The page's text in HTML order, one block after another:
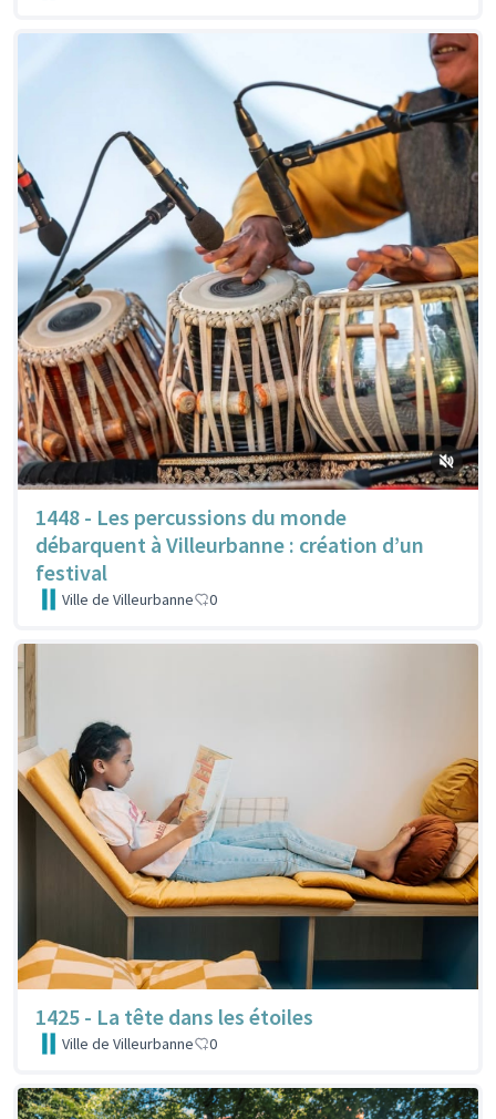
1448 - Les percussions du monde
débarquent à Villeurbanne : création d’un
festival
Ville de Villeurbanne 0
1425 - La tête dans les étoiles
Ville de Villeurbanne 0